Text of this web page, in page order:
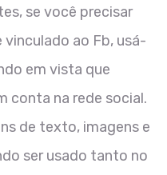
se você precisar
ao Fb, usá-
em vista que
conta na rede social.
de texto, imagens e
ser usado tanto no